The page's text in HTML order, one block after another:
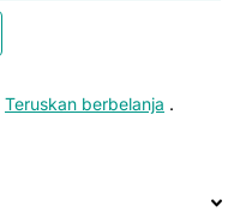
Teruskan berbelanja .